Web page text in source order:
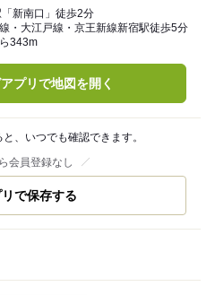
新南口」徒歩2分
・大江戸線・京王新線新宿駅徒歩5分
343m
プリで地図を開く
、いつでも確認できます。
会員登録なし
で保存する